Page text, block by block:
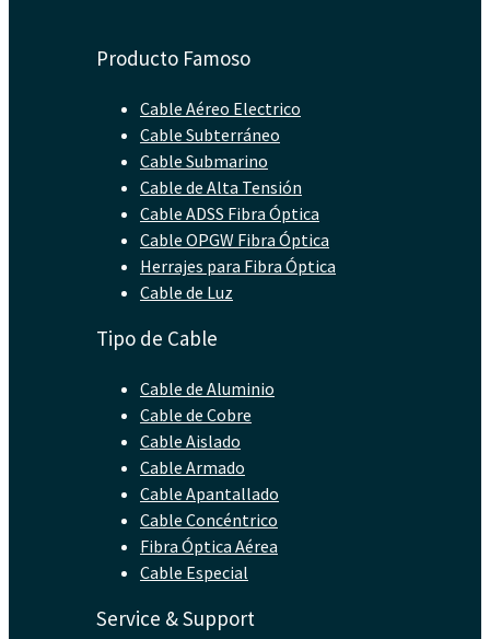
Producto Famoso
Cable Aéreo Electrico
Cable Subterráneo
Cable Submarino
Cable de Alta Tensión
Cable ADSS Fibra Óptica
Cable OPGW Fibra Óptica
Herrajes para Fibra Óptica
Cable de Luz
Tipo de Cable
Cable de Aluminio
Cable de Cobre
Cable Aislado
Cable Armado
Cable Apantallado
Cable Concéntrico
Fibra Óptica Aérea
Cable Especial
Service & Support